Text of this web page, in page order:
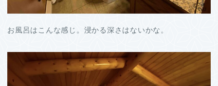
お風呂はこんな感じ。浸かる深さはないかな。